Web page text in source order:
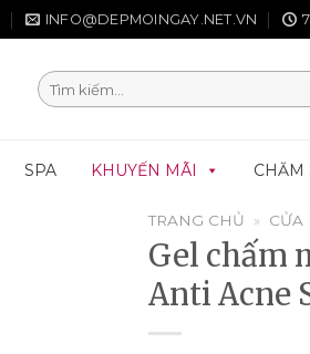
INFO@DEPMOINGAY.NET.VN
Tìm
kiếm:
SPA KHUYẾN MÃI CHĂM
TRANG CHỦ » CỬA
Gel chấm
Anti Acne